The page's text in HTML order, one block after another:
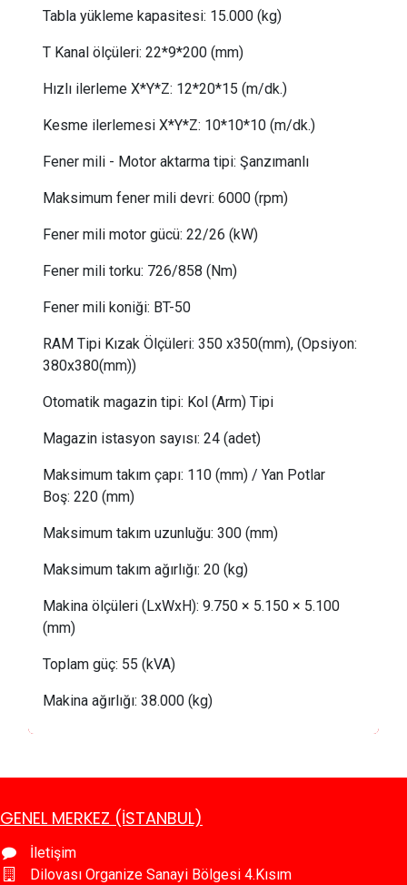
Tabla yükleme kapasitesi: 15.000 (kg)
T Kanal ölçüleri: 22*9*200 (mm)
Hızlı ilerleme X*Y*Z: 12*20*15 (m/dk.)
Kesme ilerlemesi X*Y*Z: 10*10*10 (m/dk.)
Fener mili - Motor aktarma tipi: Şanzımanlı
Maksimum fener mili devri: 6000 (rpm)
Fener mili motor gücü: 22/26 (kW)
Fener mili torku: 726/858 (Nm)
Fener mili koniği: BT-50
RAM Tipi Kızak Ölçüleri: 350 x350(mm), (Opsiyon:
380x380(mm))
Otomatik magazin tipi: Kol (Arm) Tipi
Magazin istasyon sayısı: 24 (adet)
Maksimum takım çapı: 110 (mm) / Yan Potlar
Boş: 220 (mm)
Maksimum takım uzunluğu: 300 (mm)
Maksimum takım ağırlığı: 20 (kg)
Makina ölçüleri (LxWxH): 9.750 × 5.150 × 5.100
(mm)
Toplam güç: 55 (kVA)
Makina ağırlığı: 38.000 (kg)
GENEL MERKEZ (İSTANBUL)
İletişim
Dilovası Organize Sanayi Bölgesi 4.Kısım